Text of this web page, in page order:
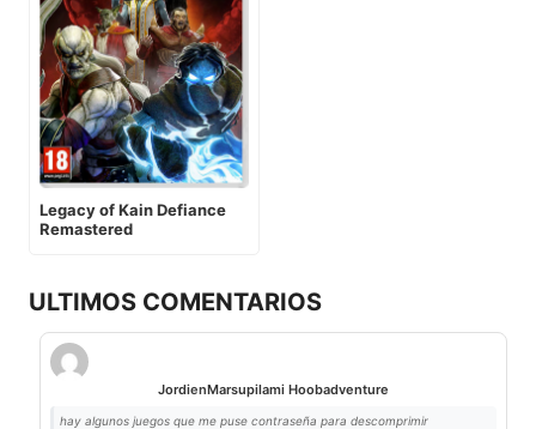
Legacy of Kain Defiance
Remastered
ULTIMOS COMENTARIOS
JordienMarsupilami Hoobadventure
hay algunos juegos que me puse contraseña para descomprimir